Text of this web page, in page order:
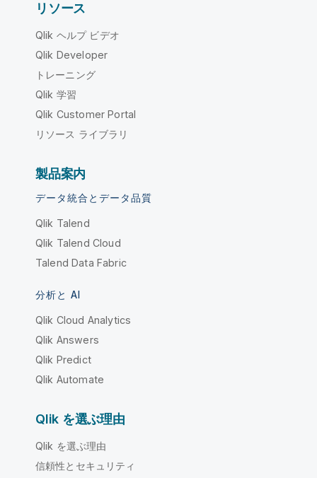
リソース
Qlik ヘルプ ビデオ
Qlik Developer
トレーニング
Qlik 学習
Qlik Customer Portal
リソース ライブラリ
製品案内
データ統合とデータ品質
Qlik Talend
Qlik Talend Cloud
Talend Data Fabric
分析と AI
Qlik Cloud Analytics
Qlik Answers
Qlik Predict
Qlik Automate
Qlik を選ぶ理由
Qlik を選ぶ理由
信頼性とセキュリティ